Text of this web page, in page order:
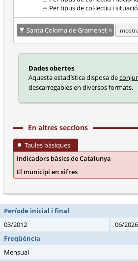
Per tipus de col·lectiu i
Santa Coloma de Gramenet
Dades obertes
Aquesta estadística disposa de
descarregables en diversos formats.
En altres seccions
Taules bàsiques
Indicadors bàsics de Catalunya
El municipi en xifres
Període inicial i final
03/2012
06/2026
Freqüència
Mensual